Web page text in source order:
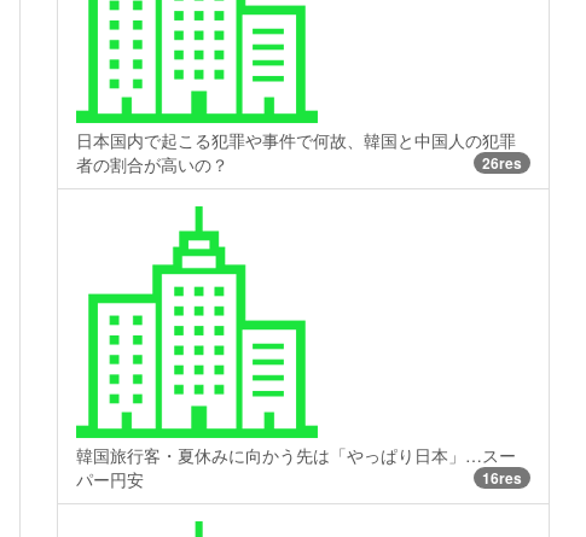
日本国内で起こる犯罪や事件で何故、韓国と中国人の犯罪
者の割合が高いの？
26res
韓国旅行客・夏休みに向かう先は「やっぱり日本」…スー
パー円安
16res